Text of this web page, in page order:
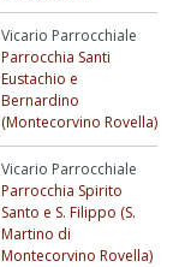
Vicario Parrocchiale
Parrocchia Santi
Eustachio e
Bernardino
(Montecorvino Rovella)
Vicario Parrocchiale
Parrocchia Spirito
Santo e S. Filippo (S.
Martino di
Montecorvino Rovella)